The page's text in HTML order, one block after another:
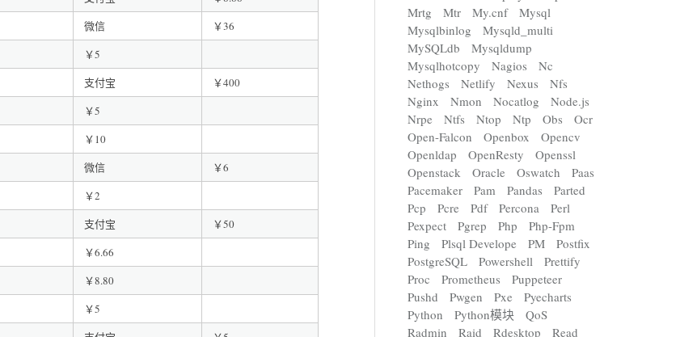
微信
￥36
￥5
支付宝
￥400
￥5
￥10
微信
￥6
￥2
支付宝
￥50
￥6.66
￥8.80
￥5
Mrtg
Mtr My.cnf
Mysql
Mysqlbinlog
Mysqld_multi
MySQLdb
Mysqldump
Mysqlhotcopy
Nagios
Nc
Nethogs
Netlify Nexus
Nfs
Nginx
Nmon Nocatlog
Node.js
Nrpe
Ntfs Ntop Ntp Obs
Ocr
Open-Falcon
Openbox
Opencv
Openldap
OpenResty
Openssl
Openstack
Oracle Oswatch
Paas
Pacemaker
Pam Pandas
Parted
Pcp
Pcre Pdf Percona
Perl
Pexpect
Pgrep Php
Php-Fpm
Ping
Plsql Develope PM
Postfix
PostgreSQL
Powershell
Prettify
Proc
Prometheus
Puppeteer
Pushd
Pwgen Pxe
Pyecharts
Python
Python模块
QoS
Radmin
Raid Rdesktop
Read